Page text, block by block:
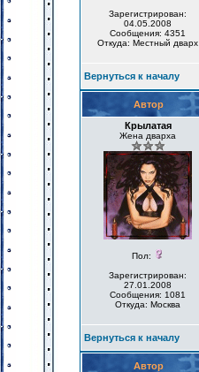
Зарегистрирован:
04.05.2008
Сообщения: 4351
Откуда: Местный дварх
Вернуться к началу
Автор
Крылатая
Жена дварха
Пол:
Зарегистрирован:
27.01.2008
Сообщения: 1081
Откуда: Москва
Вернуться к началу
Автор